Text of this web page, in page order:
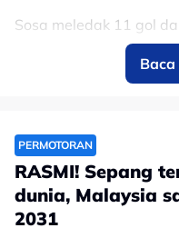
Sosa meledak 11 gol
jaringan, sekali gus
paling menyerlah
kreativiti, kawalan
menghasilkan hantaran
benteng pertahanan
Sebelum berhijrah ke
PERMOTORAN
RASMI! Sepang
dunia, Malaysia
2031